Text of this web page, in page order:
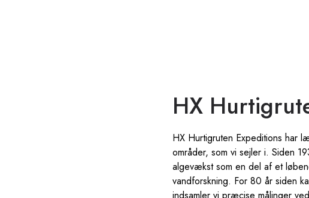
HX
HX Hurtigruten Expeditions har
områder, som vi sejler i. Siden
algevækst som en del af et
vandforskning. For 80 år siden